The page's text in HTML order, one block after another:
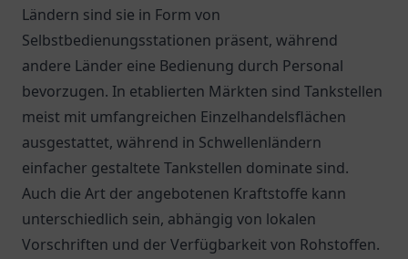
Ländern sind sie in Form von
Selbstbedienungsstationen präsent, während
andere Länder eine Bedienung durch Personal
bevorzugen. In etablierten Märkten sind Tankstellen
meist mit umfangreichen Einzelhandelsflächen
ausgestattet, während in Schwellenländern
einfacher gestaltete Tankstellen dominate sind.
Auch die Art der angebotenen Kraftstoffe kann
unterschiedlich sein, abhängig von lokalen
Vorschriften und der Verfügbarkeit von Rohstoffen.